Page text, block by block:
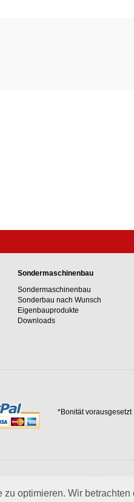
optimieren. Wir
Sondermaschinenbau
Sondermaschinenbau
Sonderbau nach Wunsch
Eigenbauprodukte
Downloads
*Bonität vorausgesetzt
nach innovativen Lösungen in